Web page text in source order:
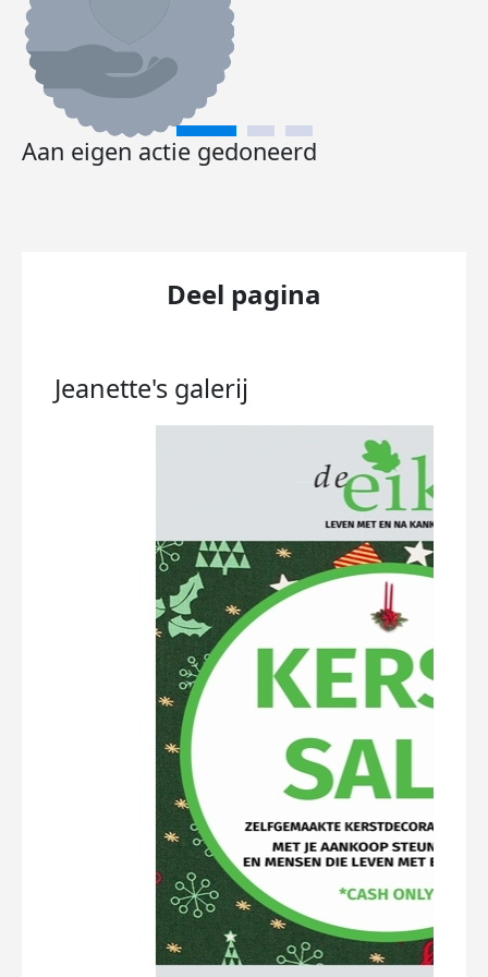
Aan eigen actie gedoneerd
Deel pagina
Jeanette's galerij